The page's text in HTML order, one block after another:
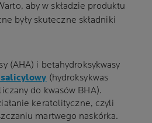
aby w składzie produktu
były skuteczne składniki
(AHA) i betahydroksykwasy
(hydroksykwas
do kwasów BHA).
keratolityczne, czyli
martwego naskórka.